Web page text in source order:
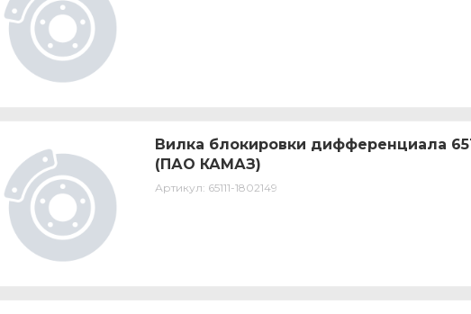
Вилка блокировки дифференциала
(ПАО КАМАЗ)
Артикул: 65111-1802149